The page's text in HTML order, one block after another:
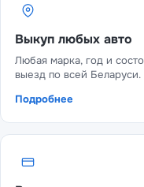
Выкуп любых авто
Любая марка, год и
выезд по всей Беларуси.
Подробнее